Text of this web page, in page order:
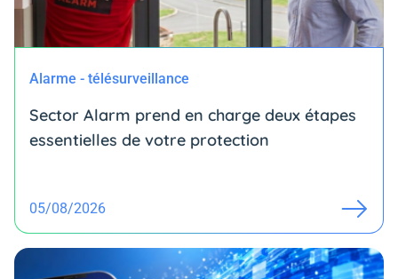
Alarme - télésurveillance
Sector Alarm prend en charge deux étapes
essentielles de votre protection
05/08/2026